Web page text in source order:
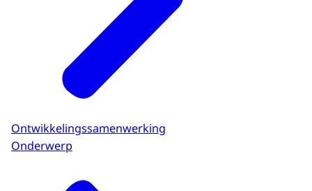
Ontwikkelingssamenwerking
Onderwerp